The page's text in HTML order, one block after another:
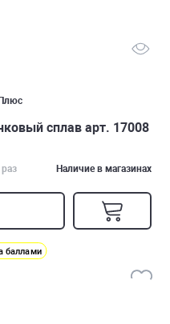
Плюс
сплав арт. 17008
Наличие в магазинах
баллами